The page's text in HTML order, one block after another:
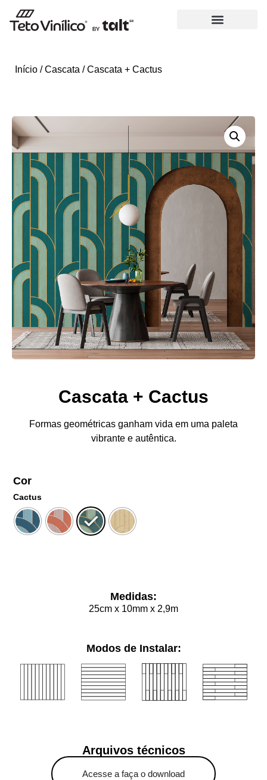
Início /Cascata / Cascata + Cactus
Cascata + Cactus
Formas geométricas ganham vida em uma paleta
vibrante e autêntica.
Cor
Cactus
Medidas:
25cm x 10mm x 2,9m
Modos de Instalar:
Arquivos técnicos
Acesse a faça o download